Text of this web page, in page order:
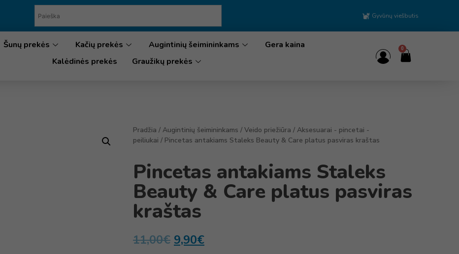
Gyvūnų viešbutis
Šunų prekės Kačių prekės Augintinių šeimininkams
Gera kaina
Kalėdinės prekės
Graužikų prekės
0
Pradžia / Augintinių šeimininkams / Veido priežiūra / Aksesuarai - pincetai -
peiliukai / Pincetas antakiams Staleks Beauty & Care platus pasviras kraštas
Pincetas antakiams Staleks
Beauty & Care platus pasviras
kraštas
11,00€ 9,90€